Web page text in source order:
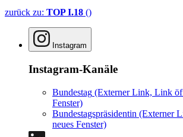
zurück zu: TOP I.18 ()
Instagram
Instagram-Kanäle
Bundestag (Externer Link, Link
Fenster)
Bundestagspräsidentin (Externer
neues Fenster)